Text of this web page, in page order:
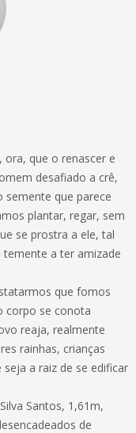
ora, que o renascer e
desafiado a crê,
semente que parece
plantar, regar, sem
se prostra a ele, tal
a ter amizade
que fomos
corpo se conota
reaja, realmente
rainhas, crianças
a raiz de se edificar
Santos, 1,61m,
de